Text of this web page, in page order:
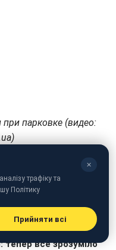
парковке (видео:
✕
трафіку та
Політику
Прийняти всі